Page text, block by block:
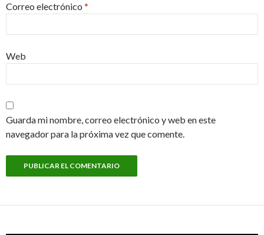
Correo electrónico *
Web
Guarda mi nombre, correo electrónico y web en este
navegador para la próxima vez que comente.